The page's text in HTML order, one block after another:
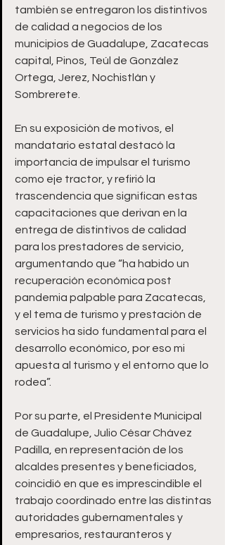
también se entregaron los distintivos
de calidad a negocios de los
municipios de Guadalupe, Zacatecas
capital, Pinos, Teúl de González
Ortega, Jerez, Nochistlán y
Sombrerete.
En su exposición de motivos, el
mandatario estatal destacó la
importancia de impulsar el turismo
como eje tractor, y refirió la
trascendencia que significan estas
capacitaciones que derivan en la
entrega de distintivos de calidad
para los prestadores de servicio,
argumentando que “ha habido un
recuperación económica post
pandemia palpable para Zacatecas,
y el tema de turismo y prestación de
servicios ha sido fundamental para el
desarrollo económico, por eso mi
apuesta al turismo y el entorno que lo
rodea”.
Por su parte, el Presidente Municipal
de Guadalupe, Julio César Chávez
Padilla, en representación de los
alcaldes presentes y beneficiados,
coincidió en que es imprescindible el
trabajo coordinado entre las distintas
autoridades gubernamentales y
empresarios, restauranteros y